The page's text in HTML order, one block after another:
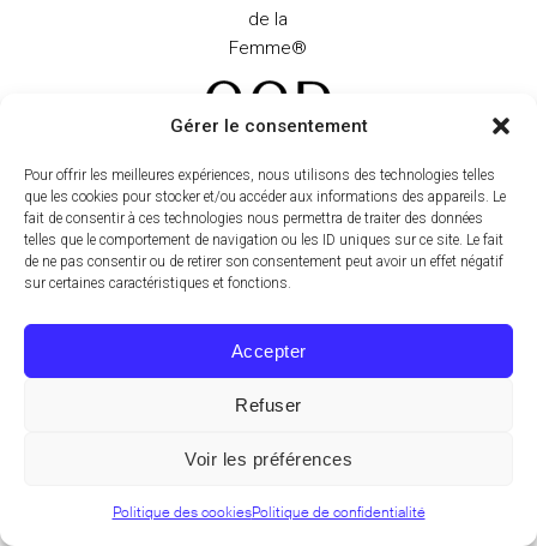
Gérer le consentement
Pour offrir les meilleures expériences, nous utilisons des technologies telles
que les cookies pour stocker et/ou accéder aux informations des appareils. Le
fait de consentir à ces technologies nous permettra de traiter des données
telles que le comportement de navigation ou les ID uniques sur ce site. Le fait
de ne pas consentir ou de retirer son consentement peut avoir un effet négatif
sur certaines caractéristiques et fonctions.
Accepter
Refuser
Voir les préférences
Politique des cookiesPolitique de confidentialité
+33 144 95 14 95
Pour toute question concernant un produit
d’adresser votre message